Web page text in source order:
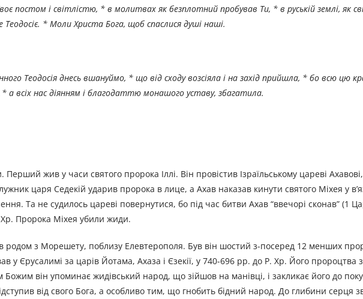
постом і світлістю, * в молитвах як безплотний пробував Ти, * в руській землі, як
Теодосіє. * Моли Христа Бога, щоб спаслися душі наші.
Теодосія днесь вшануймо, * що від сходу возсіяла і на захід прийшла, * бо всю цю
а всіх нас діянням і благодаттю монашого уставу, збагатила.
жив у часи святого пророка Іллі. Він провістив Ізраїльському цареві
царя Седекій ударив пророка в лице, а Ахав наказав кинути святого Міхея у
Та не судилось цареві повернутися, бо під час битви Ахав “ввечорі сконав” (1
Пророка Міхея убили жиди.
родом з Морешету, поблизу Елевтерополя. Був він шостий з-посеред 12 менших
у Єрусалимі за царів Йотама, Ахаза і Єзекії, у 740-696 рр. до Р. Хр. Його пророцтва
Божим він упоминає жидівський народ, що зійшов на манівці, і закликає його до
від свого Бога, а особливо тим, що гнобить бідний народ. До глибини серця